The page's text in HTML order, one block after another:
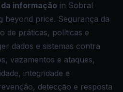
informação in Sobral
beyond price. Segurança da
de práticas, políticas e
dados e sistemas contra
vazamentos e ataques,
integridade e
detecção e resposta